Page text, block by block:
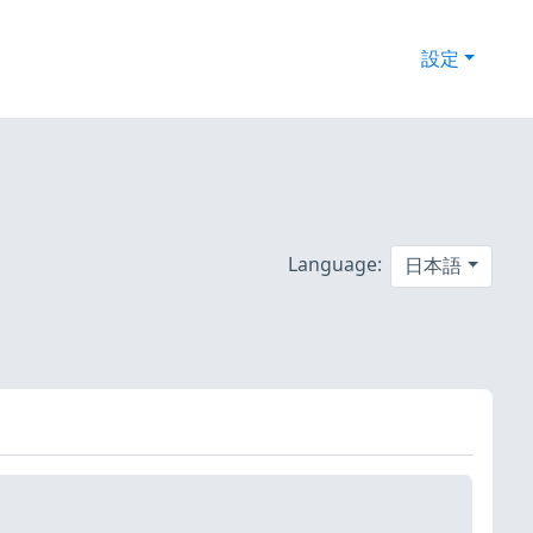
設定
Language: 日本語